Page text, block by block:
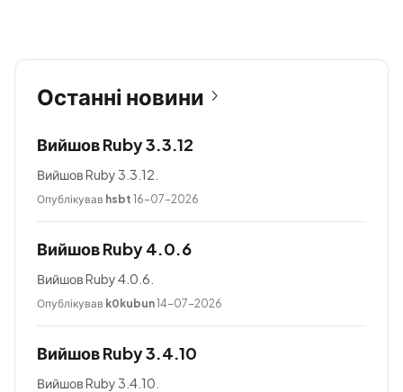
Останні новини
Вийшов Ruby 3.3.12
Вийшов Ruby 3.3.12.
Опублікував hsbt 16-07-2026
Вийшов Ruby 4.0.6
Вийшов Ruby 4.0.6.
Опублікував k0kubun14-07-2026
Вийшов Ruby 3.4.10
Вийшов Ruby 3.4.10.